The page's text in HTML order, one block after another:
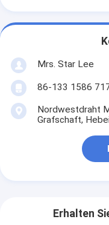
Mrs. Star Lee
86-133 1586
Nordwestdraht
Grafschaft,
Erhalten